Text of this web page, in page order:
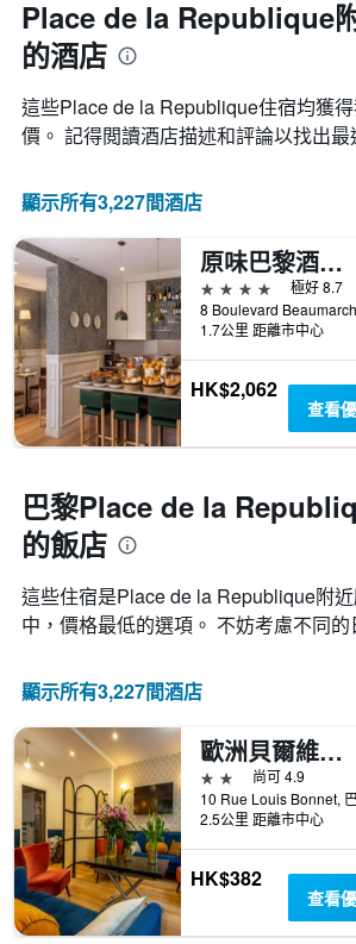
中
的
各
此
圖
有
1
條
Y
軸，
顯
示
房
間
的
平
均
格
房
價
的
變
化
情
圖
有
1
個
X
軸，
顯
示
距
離
預
日
期
的
數
圖
具
有
1Y
軸，
顯
示
房
間
平
均
價
格
Place de la Republique
的酒店
這些Place de la Republique​住宿均獲
價。 記得閲讀酒店描述和評論以找出最
顯示所有3,227間酒店
原味巴黎酒店 - 巴黎
4星級
極好 8.7
1.7公里 距離市中心
HK$2,062
查看
巴黎Place de la
的飯店
這些住宿是Place de la Republique​附
中，價格最低的選項。 不妨考慮不同的
顯示所有3,227間酒店
歐洲貝爾維酒店 - 巴黎
2星級
尚可 4.9
2.5公里 距離市中心
HK$382
查看